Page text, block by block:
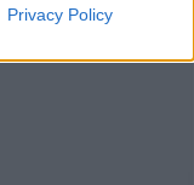
Privacy Policy